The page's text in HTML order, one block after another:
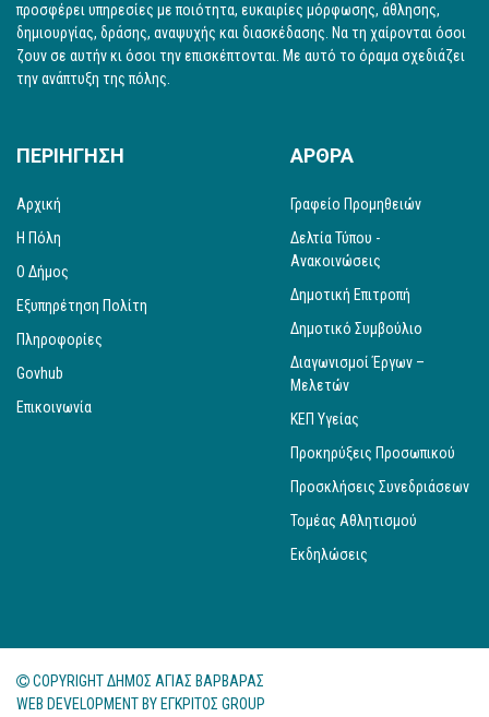
προσφέρει υπηρεσίες με ποιότητα, ευκαιρίες μόρφωσης, άθλησης,
δημιουργίας, δράσης, αναψυχής και διασκέδασης. Να τη χαίρονται όσοι
ζουν σε αυτήν κι όσοι την επισκέπτονται. Με αυτό το όραμα σχεδιάζει
την ανάπτυξη της πόλης.
ΠΕΡΙΗΓΗΣΗ
Αρχική
Η Πόλη
Ο Δήμος
Εξυπηρέτηση Πολίτη
Πληροφορίες
Govhub
Επικοινωνία
ΑΡΘΡΑ
Γραφείο Προμηθειών
Δελτία Τύπου -
Ανακοινώσεις
Δημοτική Επιτροπή
Δημοτικό Συμβούλιο
Διαγωνισμοί Έργων –
Μελετών
ΚΕΠ Υγείας
Προκηρύξεις Προσωπικού
Προσκλήσεις Συνεδριάσεων
Τομέας Αθλητισμού
Εκδηλώσεις
COPYRIGHT ΔΗΜΟΣ ΑΓΙΑΣ ΒΑΡΒΑΡΑΣ
WEB DEVELOPMENT BY ΕΓΚΡΙΤΟΣ GROUP